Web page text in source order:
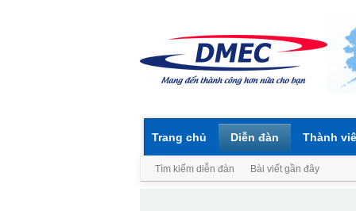
Trang chủ Diễn đàn
Tìm kiếm diễn đàn Bài viết gần đây
Thành